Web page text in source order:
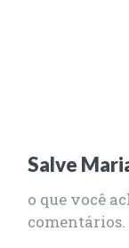
Salve
o que você
comentários.